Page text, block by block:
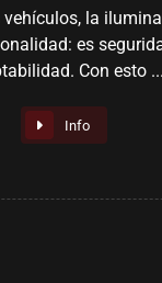
vehículos, la
es
Con esto
Info